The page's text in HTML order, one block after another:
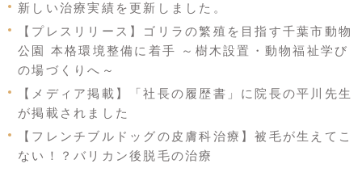
新しい治療実績を更新しました。
【プレスリリース】ゴリラの繁殖を目指す千葉市動物
公園 本格環境整備に着手 ～樹木設置・動物福祉学び
の場づくりへ～
【メディア掲載】「社長の履歴書」に院長の平川先生
が掲載されました
【フレンチブルドッグの皮膚科治療】被毛が生えてこ
ない！？バリカン後脱毛の治療